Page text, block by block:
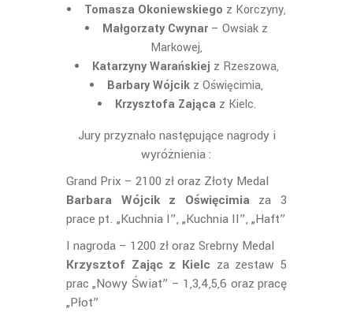
Tomasza Okoniewskiego z Korczyny,
Małgorzaty Cwynar – Owsiak z
Markowej,
Katarzyny Warańskiej z Rzeszowa,
Barbary Wójcik z Oświęcimia,
Krzysztofa Zającaz Kielc.
Jury przyznało następujące nagrody i
wyróżnienia :
Grand Prix – 2100 zł oraz Złoty Medal
Barbara Wójcik z Oświęcimiaza 3
prace pt. „Kuchnia I”, „Kuchnia II”, „Haft”
I nagroda – 1200 zł oraz Srebrny Medal
Krzysztof Zając z Kielc za zestaw 5
prac „Nowy Świat” – 1,3,4,5,6 oraz pracę
„Płot”